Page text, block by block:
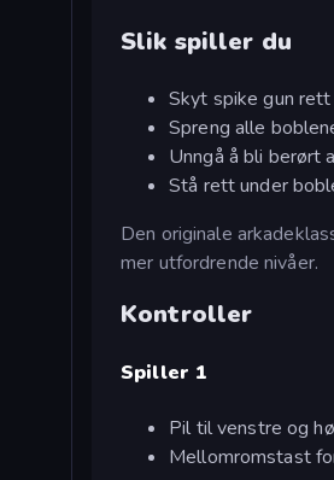
Slik spiller du
Skyt spike gun
Spreng alle
Unngå å bli berørt
Stå rett under
Den originale
mer utfordrende nivåer.
Kontroller
Spiller 1
Pil til venstre og
Mellomromstast